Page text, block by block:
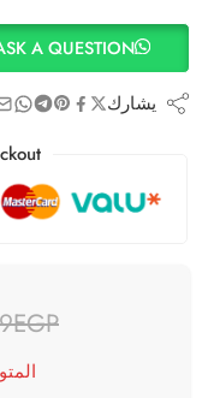
A QUESTION
يشارك
EGP